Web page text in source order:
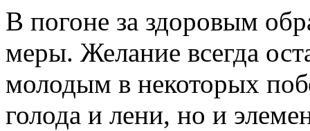
В погоне за здоровым
меры. Желание всегда
молодым в некоторых
голода и лени, но и